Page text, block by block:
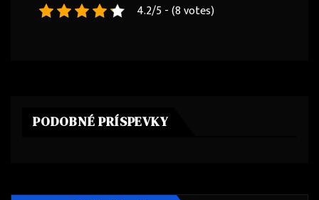
4.2/5 - (8 votes)
PODOBNÉ PRÍSPEVKY